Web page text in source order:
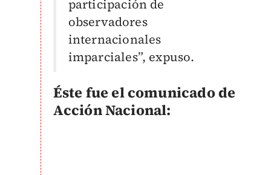
participación de
observadores
internacionales
imparciales”, expuso.
Éste fue el comunicado de
Acción Nacional: